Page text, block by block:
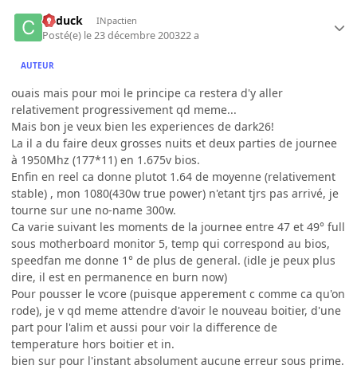
Cyduck INpactien
Posté(e) le 23 décembre 200322 a
AUTEUR
ouais mais pour moi le principe ca restera d'y aller
relativement progressivement qd meme...
Mais bon je veux bien les experiences de dark26!
La il a du faire deux grosses nuits et deux parties de journee
à 1950Mhz (177*11) en 1.675v bios.
Enfin en reel ca donne plutot 1.64 de moyenne (relativement
stable) , mon 1080(430w true power) n'etant tjrs pas arrivé, je
tourne sur une no-name 300w.
Ca varie suivant les moments de la journee entre 47 et 49° full
sous motherboard monitor 5, temp qui correspond au bios,
speedfan me donne 1° de plus de general. (idle je peux plus
dire, il est en permanence en burn now)
Pour pousser le vcore (puisque apperement c comme ca qu'on
rode), je v qd meme attendre d'avoir le nouveau boitier, d'une
part pour l'alim et aussi pour voir la difference de
temperature hors boitier et in.
bien sur pour l'instant absolument aucune erreur sous prime.